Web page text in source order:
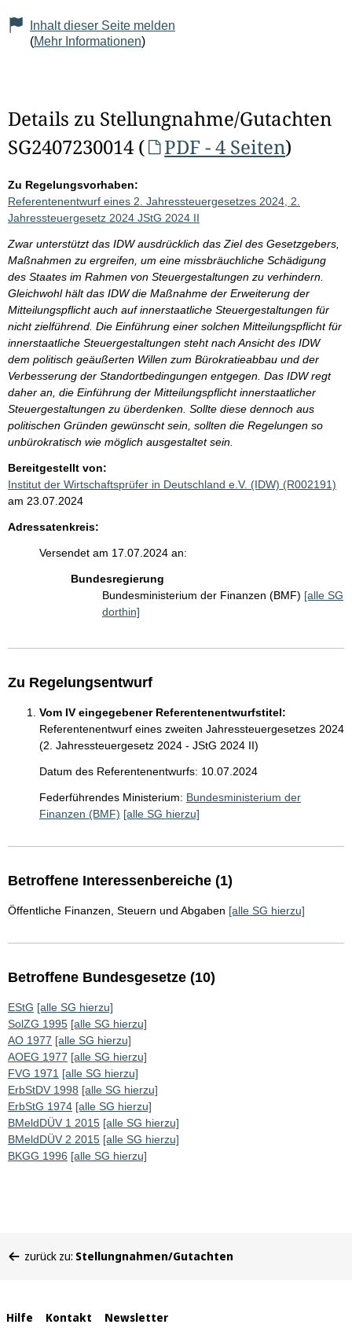
Inhalt dieser Seite melden
(Mehr Informationen)
Details zu Stellungnahme/Gutachten
SG2407230014 (
PDF - 4 Seiten)
Zu Regelungsvorhaben:
Referentenentwurf eines 2. Jahressteuergesetzes 2024, 2.
Jahressteuergesetz 2024 JStG 2024 II
Zwar unterstützt das IDW ausdrücklich das Ziel des Gesetzgebers,
Maßnahmen zu ergreifen, um eine missbräuchliche Schädigung
des Staates im Rahmen von Steuergestaltungen zu verhindern.
Gleichwohl hält das IDW die Maßnahme der Erweiterung der
Mitteilungspflicht auch auf innerstaatliche Steuergestaltungen für
nicht zielführend. Die Einführung einer solchen Mitteilungspflicht für
innerstaatliche Steuergestaltungen steht nach Ansicht des IDW
dem politisch geäußerten Willen zum Bürokratieabbau und der
Verbesserung der Standortbedingungen entgegen. Das IDW regt
daher an, die Einführung der Mitteilungspflicht innerstaatlicher
Steuergestaltungen zu überdenken. Sollte diese dennoch aus
politischen Gründen gewünscht sein, sollten die Regelungen so
unbürokratisch wie möglich ausgestaltet sein.
Bereitgestellt von:
Institut der Wirtschaftsprüfer in Deutschland e.V. (IDW) (R002191)
am 23.07.2024
Adressatenkreis:
Versendet am 17.07.2024 an:
Bundesregierung
Bundesministerium der Finanzen (BMF) [alle SG
dorthin]
Zu Regelungsentwurf
Vom IV eingegebener Referentenentwurfstitel:
Referentenentwurf eines zweiten Jahressteuergesetzes 2024
(2. Jahressteuergesetz 2024 - JStG 2024 II)
Datum des Referentenentwurfs: 10.07.2024
Federführendes Ministerium: Bundesministerium der
Finanzen (BMF) [alle SG hierzu]
Betroffene Interessenbereiche (1)
Öffentliche Finanzen, Steuern und Abgaben [alle SG hierzu]
Betroffene Bundesgesetze (10)
EStG [alle SG hierzu]
SolZG 1995 [alle SG hierzu]
AO 1977 [alle SG hierzu]
AOEG 1977 [alle SG hierzu]
FVG 1971 [alle SG hierzu]
ErbStDV 1998 [alle SG hierzu]
ErbStG 1974 [alle SG hierzu]
BMeldDÜV 1 2015 [alle SG hierzu]
BMeldDÜV 2 2015 [alle SG hierzu]
BKGG 1996 [alle SG hierzu]
befinden
zurück zu: Stellungnahmen/Gutachten
Interne
Hilfe Kontakt Newsletter